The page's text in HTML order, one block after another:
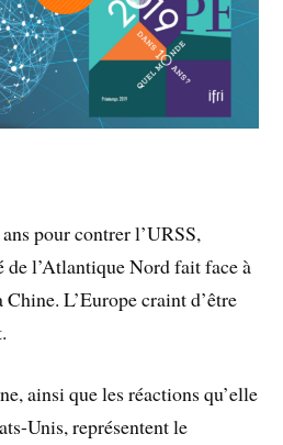
pour contrer l’URSS,
de l’Atlantique Nord fait face à
L’Europe craint d’être
ainsi que les réactions qu’elle
Unis, représentent le